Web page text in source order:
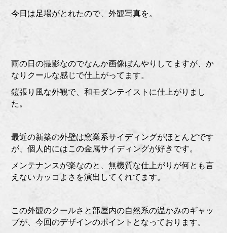
今日は足場がとれたので、外観写真を。
雨の日の撮影なのでなんか画像ぼんやりしてますが、か
なりクールな感じで仕上がってます。
鎧張り風な外観で、和モダンテイストに仕上がりまし
た。
最近の新築の外壁は窯業系サイディングがほとんどです
が、個人的にはこの金属サイディングが好きです。
メンテナンスが楽なのと、無機質な仕上がりが何とも言
えないカッコよさを演出してくれてます。
この外観のクールさと部屋内の自然系の温かみのギャッ
プが、今回のデザインのポイントとなっております。